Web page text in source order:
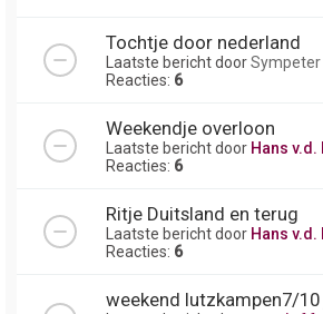
Tochtje door nederland
Laatste bericht doorSympeter
Reacties: 6
Weekendje overloon
Laatste bericht door Hans v.d.
Reacties: 6
Ritje Duitsland en terug
Laatste bericht door Hans v.d.
Reacties: 6
weekend lutzkampen7/10